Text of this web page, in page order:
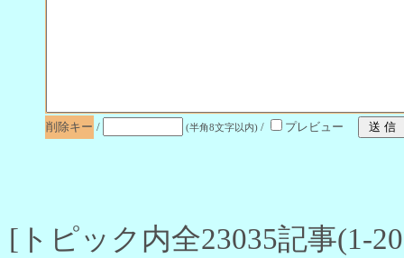
削除キー / (半角8文字以内) / プレビュー
[トピック内全23035記事(1-